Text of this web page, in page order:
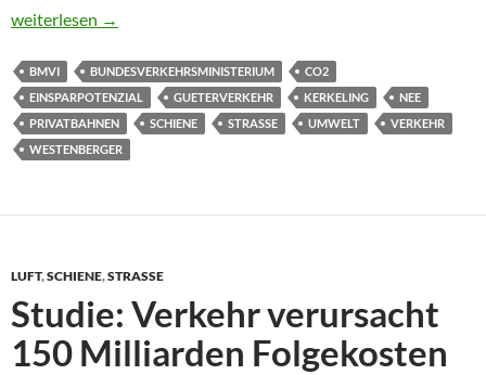
Privatbahnen ermitteln mehr Potenzial der Schiene als der Bund
weiterlesen →
BMVI BUNDESVERKEHRSMINISTERIUM
CO2
EINSPARPOTENZIAL
GUETERVERKEHR KERKELING
NEE
PRIVATBAHNEN
SCHIENE STRASSE UMWELT
VERKEHR
WESTENBERGER
LUFT,SCHIENE,STRASSE
Studie: Verkehr verursacht
150 Milliarden Folgekosten